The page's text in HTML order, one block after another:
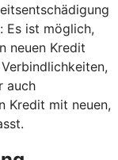
Es ist möglich,
neuen Kredit
auch
Kredit mit neuen,